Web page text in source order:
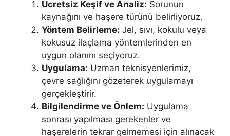
Ücretsiz Keşif ve Analiz: Sorunun
kaynağını ve haşere türünü belirliyoruz.
Yöntem Belirleme: Jel, sıvı, kokulu veya
kokusuz ilaçlama yöntemlerinden en
uygun olanını seçiyoruz.
Uygulama: Uzman teknisyenlerimiz,
çevre sağlığını gözeterek uygulamayı
gerçekleştirir.
Bilgilendirme ve Önlem: Uygulama
sonrası yapılması gerekenler ve
haşerelerin tekrar gelmemesi için alınacak